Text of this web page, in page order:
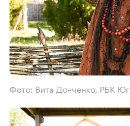
Фото: Вита Донченко, РБК Юг